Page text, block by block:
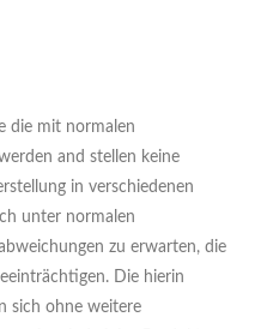
die mit normalen
and stellen keine
in verschiedenen
unter normalen
zu erwarten, die
Die hierin
sich ohne weitere